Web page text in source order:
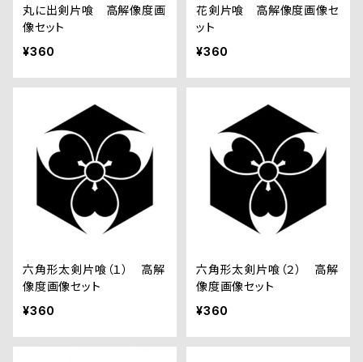
丸に出剣片喰 高解像度画
像セット
¥360
花剣片喰 高解像度画像セ
ット
¥360
六角形太剣片喰（１） 高解
像度画像セット
¥360
六角形太剣片喰（２） 高解
像度画像セット
¥360